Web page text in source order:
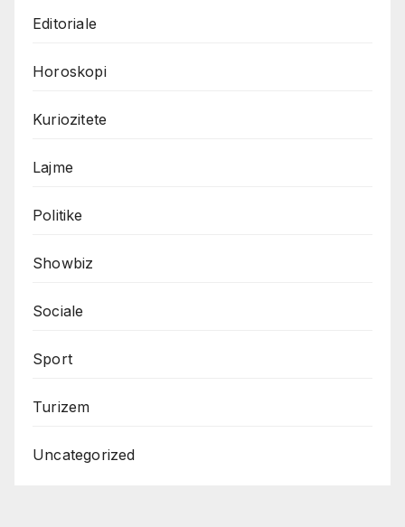
Editoriale
Horoskopi
Kuriozitete
Lajme
Politike
Showbiz
Sociale
Sport
Turizem
Uncategorized